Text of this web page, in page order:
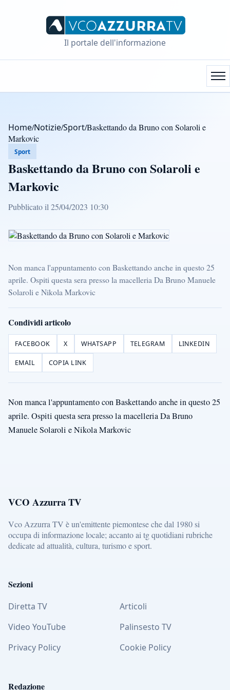
Il portale dell'informazione
Home/Notizie/Sport/Baskettando da Bruno con Solaroli e
Markovic
Sport
Baskettando da Bruno con Solaroli e
Markovic
Pubblicato il 25/04/2023 10:30
Non manca l'appuntamento con Baskettando anche in questo 25
aprile. Ospiti questa sera presso la macelleria Da Bruno Manuele
Solaroli e Nikola Markovic
Condividi articolo
FACEBOOK X WHATSAPP TELEGRAM LINKEDIN
EMAIL COPIA LINK
Non manca l'appuntamento con Baskettando anche in questo 25
aprile. Ospiti questa sera presso la macelleria Da Bruno
Manuele Solaroli e Nikola Markovic
VCO Azzurra TV
Vco Azzurra TV è un'emittente piemontese che dal 1980 si
occupa di informazione locale; accanto ai tg quotidiani rubriche
dedicate ad attualità, cultura, turismo e sport.
Sezioni
Diretta TV
Articoli
Video YouTube
Palinsesto TV
Privacy Policy
Cookie Policy
Redazione